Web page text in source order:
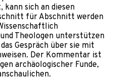
sich an diesen
für Abschnitt werden
Theologen unterstützen
Gespräch über sie mit
Der Kommentar ist
archäologischer Funde,